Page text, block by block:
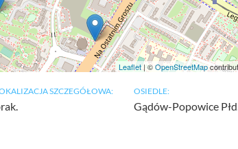
Leaflet| ©OpenStreetMap
SZCZEGÓŁOWA: OSIEDLE:
Gądów-Popowice